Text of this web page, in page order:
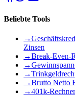
Beliebte Tools
→
Zinsen
→Break-Even-
→
→
→Brutto Netto
→401k-Rechner